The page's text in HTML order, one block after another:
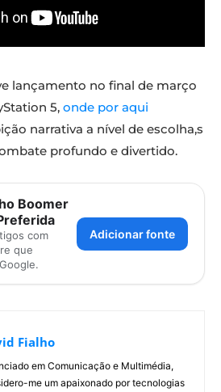
lançamento no final de março
5, onde por aqui
narrativa a nível de escolha,s
profundo e divertido.
Boomer
com
que
Adicionar fonte
Fialho
em Comunicação e Multimédia,
me um apaixonado por tecnologias